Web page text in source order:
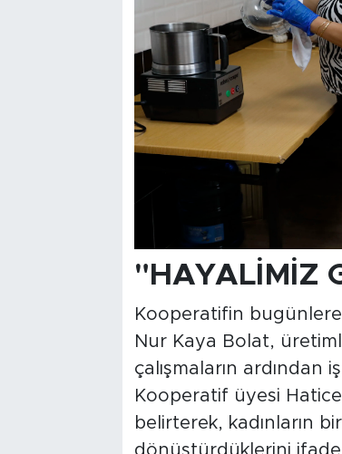
"HAYALİMİZ
Kooperatifin bugünlere
Nur Kaya Bolat,
çalışmaların ardından
Kooperatif üyesi
belirterek, kadınların